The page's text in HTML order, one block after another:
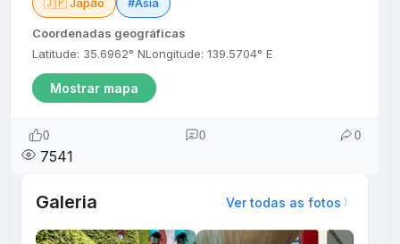
Coordenadas geográficas
Latitude: 35.6962° NLongitude: 139.5704° E
Mostrar mapa
0 0 0
7541
Galeria Ver todas as fotos